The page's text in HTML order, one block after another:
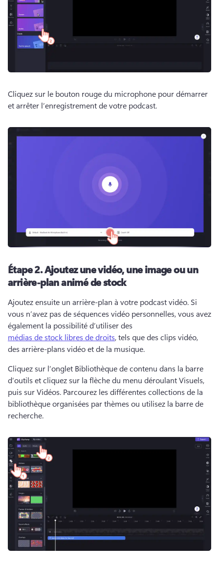
Cliquez sur le bouton rouge du microphone pour démarrer
et arrêter l’enregistrement de votre podcast.
Étape 2.Ajoutez une vidéo, une image ou un
arrière-plan animé de stock
Ajoutez ensuite un arrière-plan à votre podcast vidéo. Si
vous n’avez pas de séquences vidéo personnelles, vous avez
également la possibilité d’utiliser des
médias de stock libres de droits, tels que des clips vidéo,
des arrière-plans vidéo et de la musique.
Cliquez sur l’onglet Bibliothèque de contenu dans la barre
d’outils et cliquez sur la flèche du menu déroulant Visuels,
puis sur Vidéos. Parcourez les différentes collections de la
bibliothèque organisées par thèmes ou utilisez la barre de
recherche.